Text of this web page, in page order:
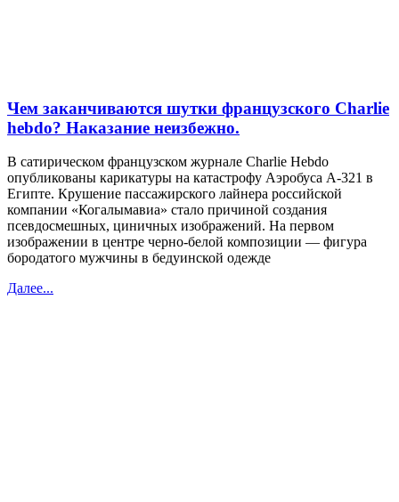
Чем заканчиваются шутки французского Charlie
hebdo? Наказание неизбежно.
В сатирическом французском журнале Charlie Hebdo
опубликованы карикатуры на катастрофу Аэробуса А-321 в
Египте. Крушение пассажирского лайнера российской
компании «Когалымавиа» стало причиной создания
псевдосмешных, циничных изображений. На первом
изображении в центре черно-белой композиции — фигура
бородатого мужчины в бедуинской одежде
Далее...